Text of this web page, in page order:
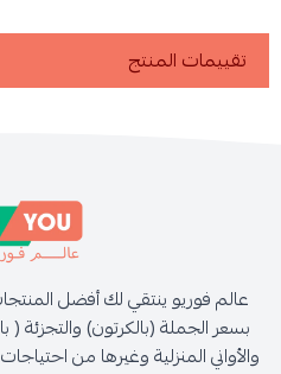
تقييمات المنتج
عالم فوريو ينتقي لك أفضل
بسعر الجملة (بالكرتون) والتجزئة (
والأواني المنزلية وغيرها من